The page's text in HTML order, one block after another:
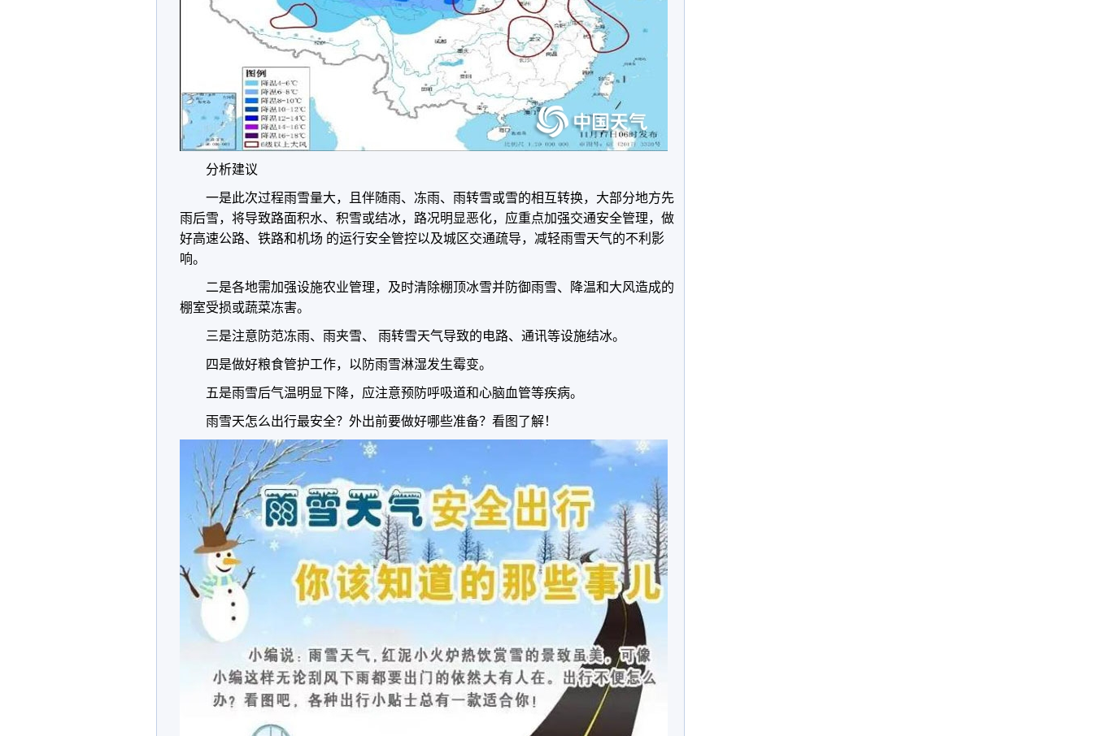
分析建议
一是此次过程雨雪量大，且伴随雨、冻雨、雨转雪或雪的相互转换，大部分地方先
雨后雪，将导致路面积水、积雪或结冰，路况明显恶化，应重点加强交通安全管理，做
好高速公路、铁路和机场 的运行安全管控以及城区交通疏导，减轻雨雪天气的不利影
响。
二是各地需加强设施农业管理，及时清除棚顶冰雪并防御雨雪、降温和大风造成的
棚室受损或蔬菜冻害。
三是注意防范冻雨、雨夹雪、 雨转雪天气导致的电路、通讯等设施结冰。
四是做好粮食管护工作，以防雨雪淋湿发生霉变。
五是雨雪后气温明显下降，应注意预防呼吸道和心脑血管等疾病。
雨雪天怎么出行最安全？外出前要做好哪些准备？看图了解！